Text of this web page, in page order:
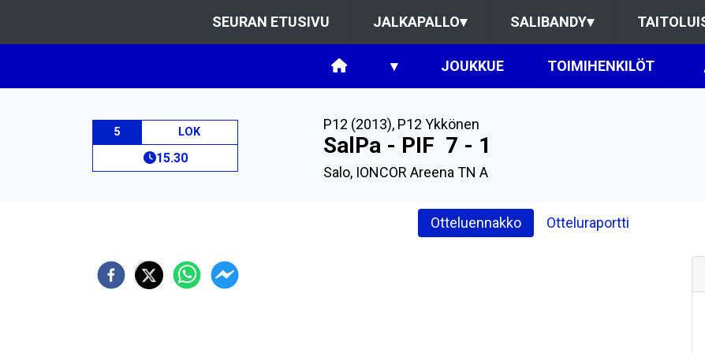
SEURAN ETUSIVU JALKAPALLO▾ SALIBANDY▾
▾ JOUKKUE TOIMIHENKILÖT
5 LOK
15.30
P12 (2013), P12 Ykkönen
SalPa - PIF 7 - 1
Salo, IONCOR Areena TN A
Otteluennakko Otteluraportti